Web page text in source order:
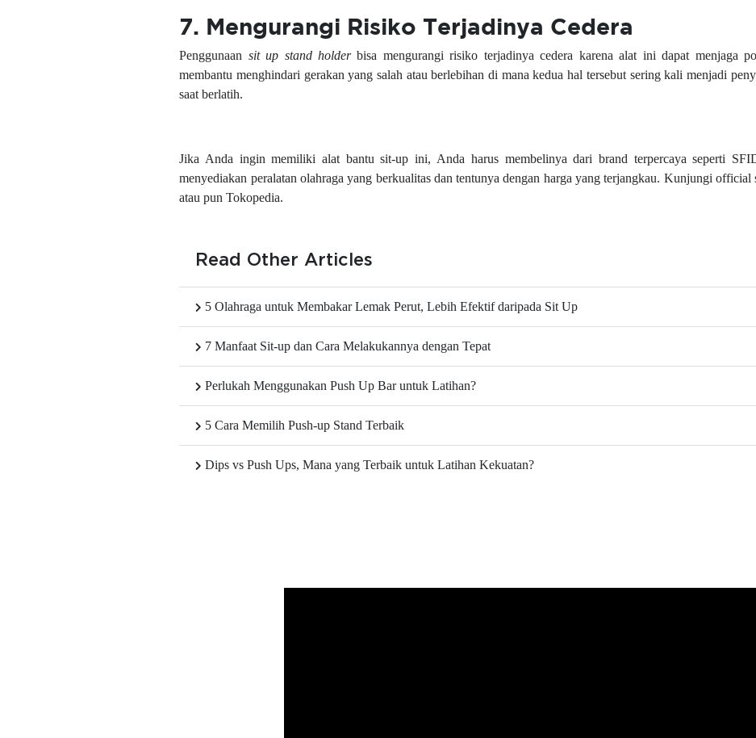
7. Mengurangi Risiko Terjadinya Cedera
Penggunaan sit up stand holderbisa mengurangi risiko terjadinya cedera karena alat ini dapat menjaga
membantu menghindari gerakan yang salah atau berlebihan di mana kedua hal tersebut sering kali menjadi
saat berlatih.
Jika Anda ingin memiliki alat bantu sit-up ini, Anda harus membelinya dari brand terpercaya seperti
menyediakan peralatan olahraga yang berkualitas dan tentunya dengan harga yang terjangkau. Kunjungi
atau pun Tokopedia.
Read Other Articles
5 Olahraga untuk Membakar Lemak Perut, Lebih Efektif daripada Sit Up
7 Manfaat Sit-up dan Cara Melakukannya dengan Tepat
Perlukah Menggunakan Push Up Bar untuk Latihan?
5 Cara Memilih Push-up Stand Terbaik
Dips vs Push Ups, Mana yang Terbaik untuk Latihan Kekuatan?